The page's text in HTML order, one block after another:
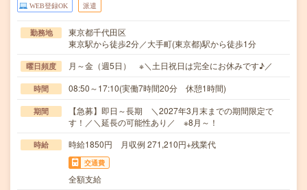
WEB登録OK 派遣
勤務地
東京都千代田区
東京駅から徒歩2分／大手町(東京都)駅から徒歩1分
曜日頻度 月～金（週5日） ※＼土日祝日は完全にお休みです♪／
時間 08:50～17:10(実働7時間20分 休憩1時間)
期間
【急募】即日～長期 ＼2027年3月末までの期間限定で
す！／＼延長の可能性あり／ ※8月～！
時給 時給1850円 月収例 271,210円+残業代
交通費
全額支給